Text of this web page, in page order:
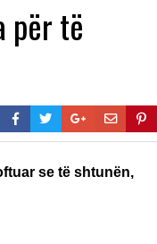
për të
se të shtunën,